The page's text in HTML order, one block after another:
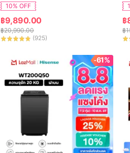
10% OFF
฿9,890.00
฿20,990.00
(925)
ก
฿
฿
-61%